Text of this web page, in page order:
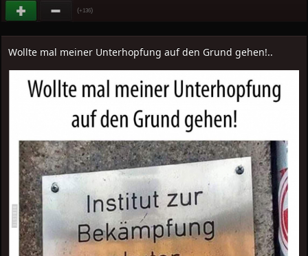
(+136)
Wollte mal meiner Unterhopfung auf den Grund gehen!..